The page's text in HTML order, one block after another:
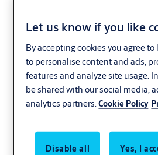
врати
Предлагаме богат избор
отваряне на врати за
GRAPHISOFT® Archicad®.
Let us know if you like
By accepting cookies you agree to
to personalise content and ads,
features and analyze site usage.
be shared with our social media,
analytics partners.Cookie Policy
Disable all Yes, I